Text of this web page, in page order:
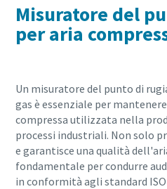
Misuratore del
per aria
Un misuratore del punto di
gas è essenziale per
compressa utilizzata nella
processi industriali. Non solo
e garantisce una qualità
fondamentale per condurre
in conformità agli standard ISO